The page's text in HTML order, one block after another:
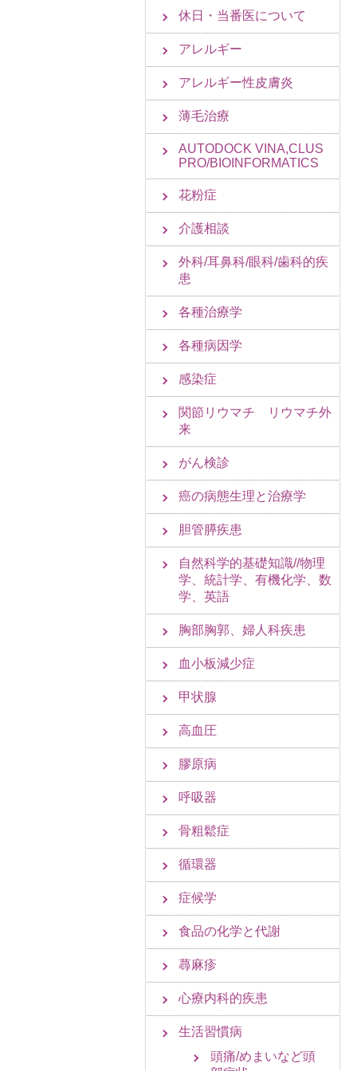
休日・当番医について
アレルギー
アレルギー性皮膚炎
薄毛治療
AUTODOCK VINA,CLUS
PRO/BIOINFORMATICS
花粉症
介護相談
外科/耳鼻科/眼科/歯科的疾
患
各種治療学
各種病因学
感染症
関節リウマチ リウマチ外
来
がん検診
癌の病態生理と治療学
胆管膵疾患
自然科学的基礎知識//物理
学、統計学、有機化学、数
学、英語
胸部胸郭、婦人科疾患
血小板減少症
甲状腺
高血圧
膠原病
呼吸器
骨粗鬆症
循環器
症候学
食品の化学と代謝
蕁麻疹
心療内科的疾患
生活習慣病
頭痛/めまいなど頭